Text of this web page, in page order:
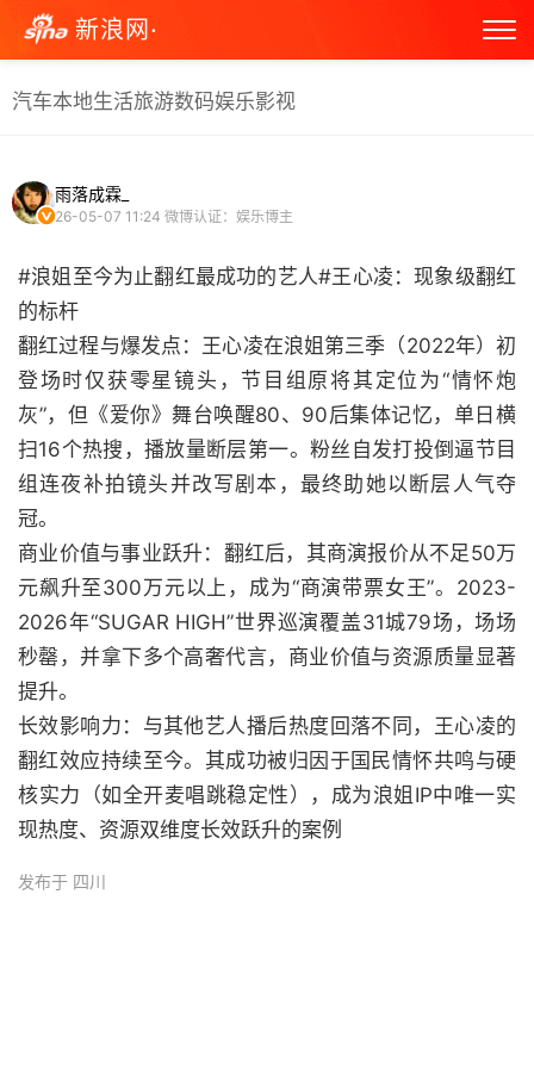
新浪网·
汽车本地生活旅游数码娱乐影视
雨落成霖_
26-05-07 11:24 微博认证：娱乐博主
#浪姐至今为止翻红最成功的艺人#王心凌：现象级翻红
的标杆
翻红过程与爆发点：王心凌在浪姐第三季（2022年）初
登场时仅获零星镜头，节目组原将其定位为“情怀炮
灰”，但《爱你》舞台唤醒80、90后集体记忆，单日横
扫16个热搜，播放量断层第一。粉丝自发打投倒逼节目
组连夜补拍镜头并改写剧本，最终助她以断层人气夺
冠。
商业价值与事业跃升：翻红后，其商演报价从不足50万
元飙升至300万元以上，成为“商演带票女王”。2023-
2026年“SUGAR HIGH”世界巡演覆盖31城79场，场场
秒罄，并拿下多个高奢代言，商业价值与资源质量显著
提升。
长效影响力：与其他艺人播后热度回落不同，王心凌的
翻红效应持续至今。其成功被归因于国民情怀共鸣与硬
核实力（如全开麦唱跳稳定性），成为浪姐IP中唯一实
现热度、资源双维度长效跃升的案例
发布于 四川